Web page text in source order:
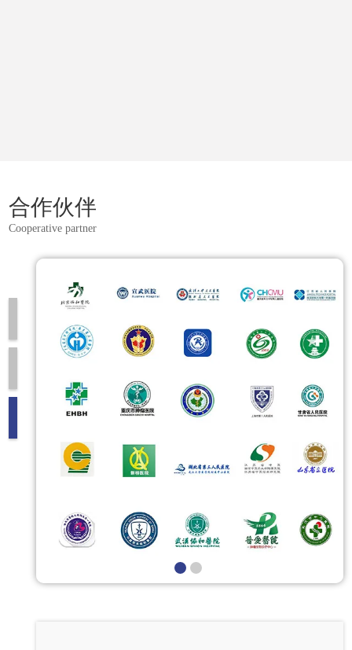
合作伙伴
Cooperative partner